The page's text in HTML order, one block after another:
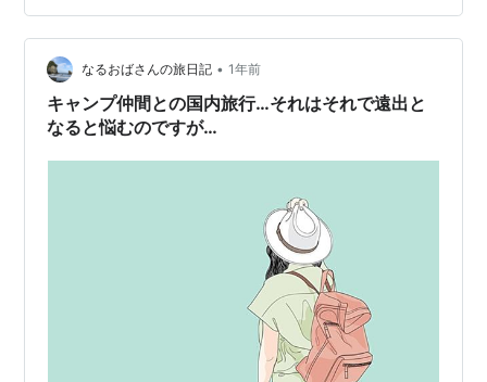
まり好きじゃないみたいでいつも「ライブやダンスなら
行く〜」と言っているので今日は二人です。 ↑ 劇場の前
ではこんな漫画展をやっていたので寄ってみました！ ご
本人がいらしておりました(#^^…
なるおばさんの旅日記 • 1年前
キャンプ仲間との国内旅行…それはそれで遠出と
なると悩むのですが…